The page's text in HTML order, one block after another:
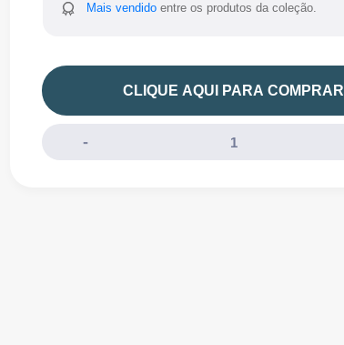
Mais vendido entre os produtos da coleção.
CLIQUE AQUI PARA COMPRAR